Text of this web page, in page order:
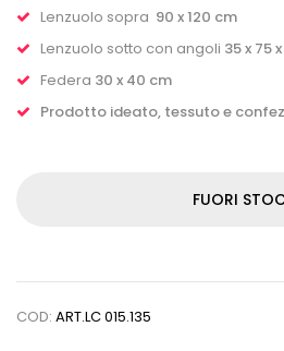
Lenzuolo sopra 90 x 120 cm
Lenzuolo sotto con angoli 35 x 75
Federa 30 x 40 cm
Prodotto ideato, tessuto e
FUORI
COD: ART.LC 015.135